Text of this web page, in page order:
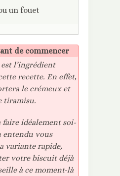
un fouet
de commencer
l’ingrédient
recette. En effet,
le crémeux et
tiramisu.
faire idéalement soi-
entendu vous
variante rapide,
votre biscuit déjà
à ce moment-là